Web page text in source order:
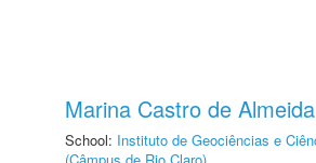
Marina Castro de Almeida
School: Instituto de Geociências e